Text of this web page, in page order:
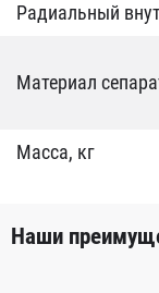
Радиальный
Материал
Масса, кг
Наши